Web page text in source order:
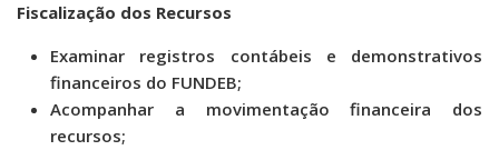
Fiscalização dos Recursos
Examinar registros contábeis e demonstrativos
financeiros do FUNDEB;
Acompanhar a movimentação financeira dos
recursos;